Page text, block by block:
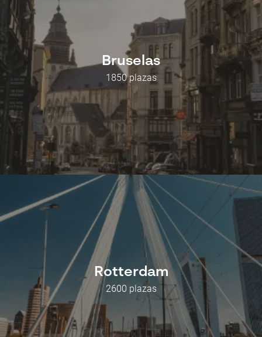
Bruselas
1850 plazas
Rotterdam
2600 plazas